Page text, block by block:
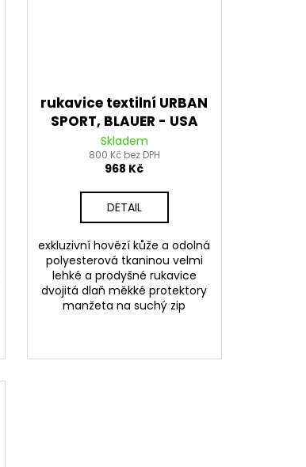
rukavice textilní URBAN
SPORT, BLAUER - USA
Skladem
800 Kč bez DPH
968 Kč
DETAIL
exkluzivní hovězí kůže a odolná
polyesterová tkaninou velmi
lehké a prodyšné rukavice
dvojitá dlaň měkké protektory
manžeta na suchý zip